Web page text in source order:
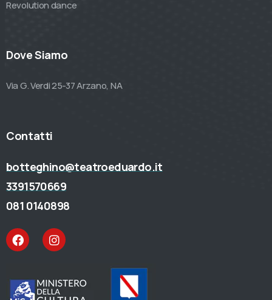
Revolution dance
Dove Siamo
Via G. Verdi 25-37 Arzano, NA
Contatti
botteghino@teatroeduardo.it
3391570669
081 0140898